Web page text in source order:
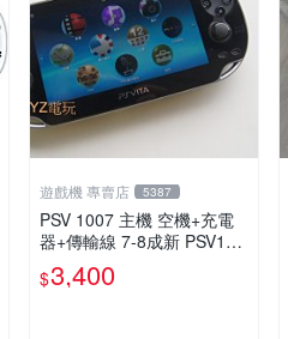
遊戲機 專賣店 5387
PSV 1007 主機 空機+充電
器+傳輸線 7-8成新 PSV100
7 一年保修
$3,400